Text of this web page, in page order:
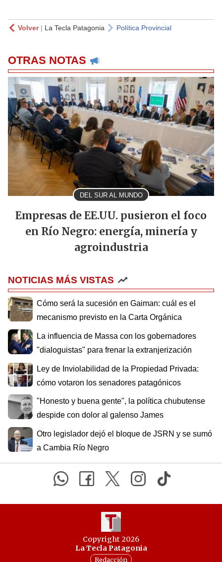
Volver| La Tecla Patagonia Política Provincial
OTRAS NOTAS
DEL SUR AL MUNDO
Empresas de EE.UU. pusieron el foco
en Río Negro: energía, minería y
agroindustria
NOTICIAS MÁS VISTAS
Cómo será la sucesión en Gaiman: cuál es el
mecanismo previsto en la Carta Orgánica
La influencia de Massa con los gobernadores
"dialoguistas" para frenar la extranjerización
Ley de Inviolabilidad de la Propiedad Privada:
cómo votaron los senadores patagónicos
"Honesto y buena gente", la política chubutense
despide con dolor al galenso James
Otro legislador dejó el bloque de JSRN y se sumó
a Cambia Río Negro
Copyright 2026
La Tecla Patagonia
Redacción